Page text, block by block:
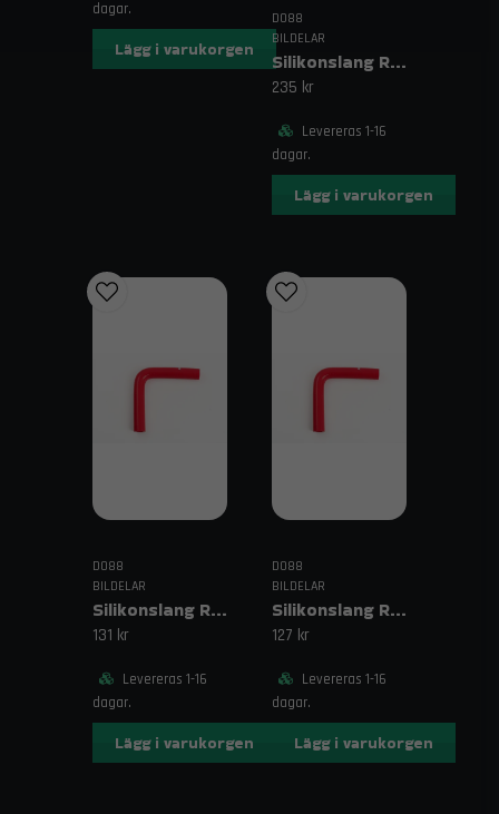
dagar.
Lägg i varukorgen
DO88
BILDELAR
Silikonslang Röd 2,375–2,75" (60–70mm)
235 kr
Levereras 1-16
dagar.
Lägg i varukorgen
DO88
BILDELAR
Silikonslang Röd 90° 0,75" (19mm)
131 kr
Levereras 1-16
dagar.
Lägg i varukorgen
DO88
BILDELAR
Silikonslang Röd 90° 0,625" (16mm)
127 kr
Levereras 1-16
dagar.
Lägg i varukorgen